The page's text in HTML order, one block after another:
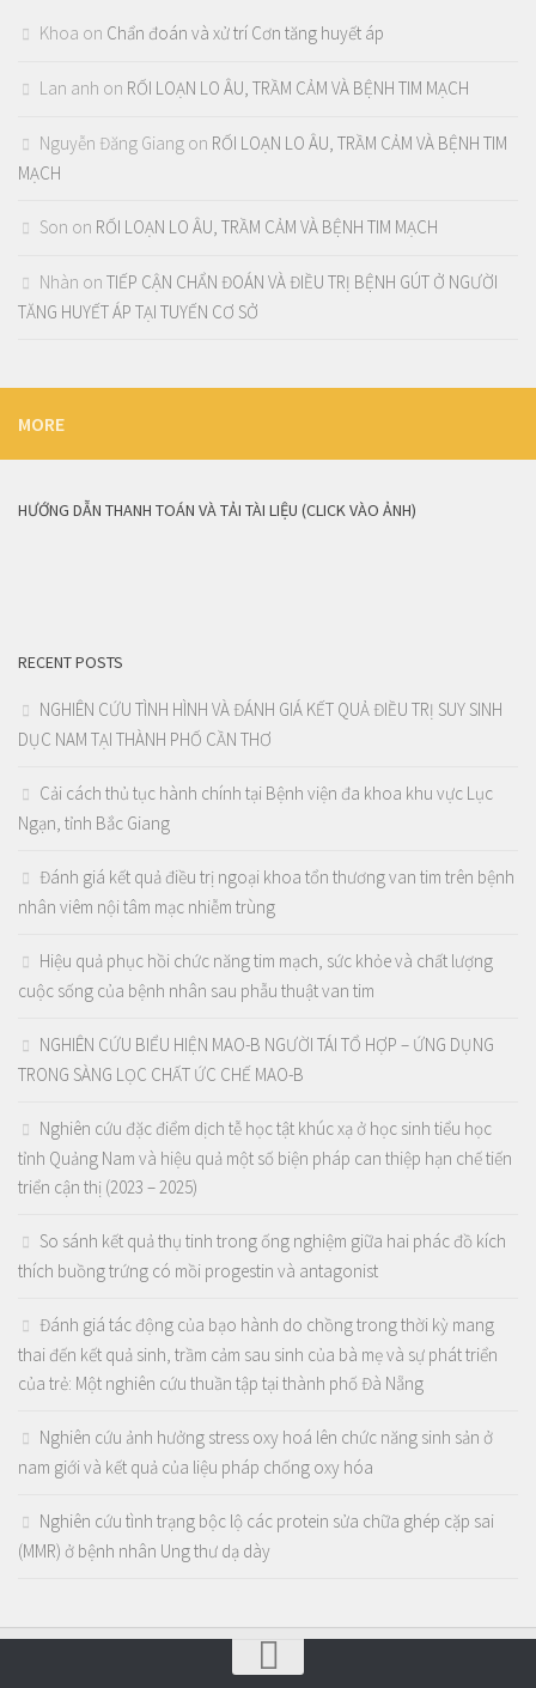
Khoa on Chẩn đoán và xử trí Cơn tăng huyết áp
Lan anh on RỐI LOẠN LO ÂU, TRẦM CẢM VÀ BỆNH TIM MẠCH
Nguyễn Đăng Giang on RỐI LOẠN LO ÂU, TRẦM CẢM VÀ BỆNH TIM
MẠCH
Son on RỐI LOẠN LO ÂU, TRẦM CẢM VÀ BỆNH TIM MẠCH
Nhàn on TIẾP CẬN CHẨN ĐOÁN VÀ ĐIỀU TRỊ BỆNH GÚT Ở NGƯỜI
TĂNG HUYẾT ÁP TẠI TUYẾN CƠ SỞ
MORE
HƯỚNG DẪN THANH TOÁN VÀ TẢI TÀI LIỆU (CLICK VÀO ẢNH)
RECENT POSTS
NGHIÊN CỨU TÌNH HÌNH VÀ ĐÁNH GIÁ KẾT QUẢ ĐIỀU TRỊ SUY SINH
DỤC NAM TẠI THÀNH PHỐ CẦN THƠ
Cải cách thủ tục hành chính tại Bệnh viện đa khoa khu vực Lục
Ngạn, tỉnh Bắc Giang
Đánh giá kết quả điều trị ngoại khoa tổn thương van tim trên bệnh
nhân viêm nội tâm mạc nhiễm trùng
Hiệu quả phục hồi chức năng tim mạch, sức khỏe và chất lượng
cuộc sống của bệnh nhân sau phẫu thuật van tim
NGHIÊN CỨU BIỂU HIỆN MAO-B NGƯỜI TÁI TỔ HỢP – ỨNG DỤNG
TRONG SÀNG LỌC CHẤT ỨC CHẾ MAO-B
Nghiên cứu đặc điểm dịch tễ học tật khúc xạ ở học sinh tiểu học
tỉnh Quảng Nam và hiệu quả một số biện pháp can thiệp hạn chế tiến
triển cận thị (2023 – 2025)
So sánh kết quả thụ tinh trong ống nghiệm giữa hai phác đồ kích
thích buồng trứng có mồi progestin và antagonist
Đánh giá tác động của bạo hành do chồng trong thời kỳ mang
thai đến kết quả sinh, trầm cảm sau sinh của bà mẹ và sự phát triển
của trẻ: Một nghiên cứu thuần tập tại thành phố Đà Nẵng
Nghiên cứu ảnh hưởng stress oxy hoá lên chức năng sinh sản ở
nam giới và kết quả của liệu pháp chống oxy hóa
Nghiên cứu tình trạng bộc lộ các protein sửa chữa ghép cặp sai
(MMR) ở bệnh nhân Ung thư dạ dày